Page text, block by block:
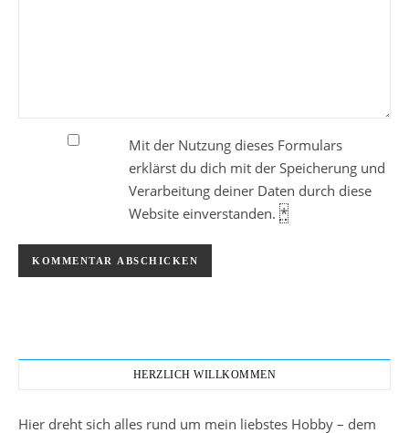
Mit der Nutzung dieses Formulars
erklärst du dich mit der Speicherung und
Verarbeitung deiner Daten durch diese
Website einverstanden. *
HERZLICH WILLKOMMEN
Hier dreht sich alles rund um mein liebstes Hobby – dem